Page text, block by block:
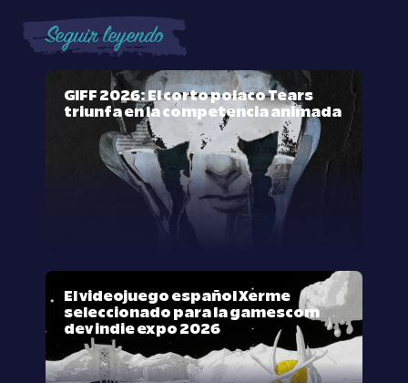
Seguir leyendo
GIFF 2026: El corto polaco Tears
triunfa en la competencia animada
El videojuego español Xerme
seleccionado para la gamescom
dev indie expo 2026